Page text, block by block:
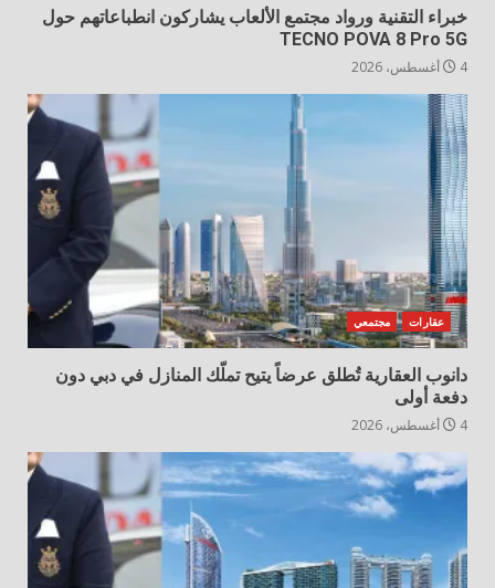
خبراء التقنية ورواد مجتمع الألعاب يشاركون انطباعاتهم حول
TECNO POVA 8 Pro 5G
4 أغسطس، 2026
عقارات مجتمعي
دانوب العقارية تُطلق عرضاً يتيح تملّك المنازل في دبي دون
دفعة أولى
4 أغسطس، 2026